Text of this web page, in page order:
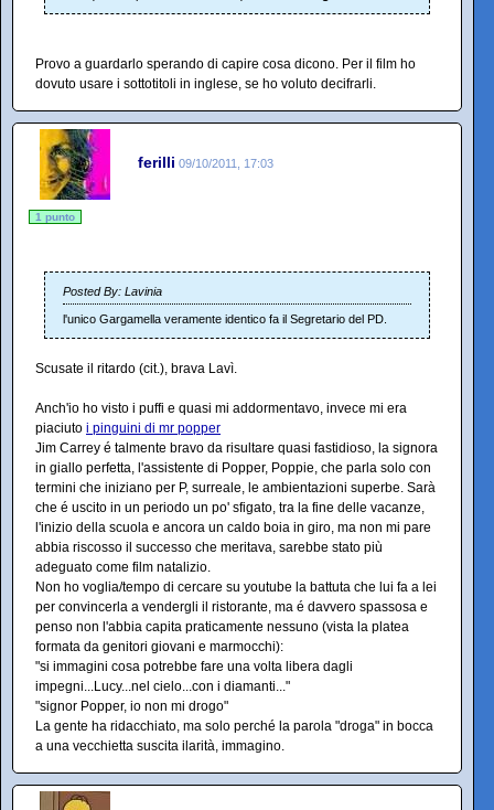
Provo a guardarlo sperando di capire cosa dicono. Per il film ho
dovuto usare i sottotitoli in inglese, se ho voluto decifrarli.
ferilli 09/10/2011, 17:03
1 punto
Posted By: Lavinia
l'unico Gargamella veramente identico fa il Segretario del PD.
Scusate il ritardo (cit.), brava Lavì.
Anch'io ho visto i puffi e quasi mi addormentavo, invece mi era
piaciuto i pinguini di mr popper
Jim Carrey é talmente bravo da risultare quasi fastidioso, la signora
in giallo perfetta, l'assistente di Popper, Poppie, che parla solo con
termini che iniziano per P, surreale, le ambientazioni superbe. Sarà
che é uscito in un periodo un po' sfigato, tra la fine delle vacanze,
l'inizio della scuola e ancora un caldo boia in giro, ma non mi pare
abbia riscosso il successo che meritava, sarebbe stato più
adeguato come film natalizio.
Non ho voglia/tempo di cercare su youtube la battuta che lui fa a lei
per convincerla a vendergli il ristorante, ma é davvero spassosa e
penso non l'abbia capita praticamente nessuno (vista la platea
formata da genitori giovani e marmocchi):
"si immagini cosa potrebbe fare una volta libera dagli
impegni...Lucy...nel cielo...con i diamanti..."
"signor Popper, io non mi drogo"
La gente ha ridacchiato, ma solo perché la parola "droga" in bocca
a una vecchietta suscita ilarità, immagino.